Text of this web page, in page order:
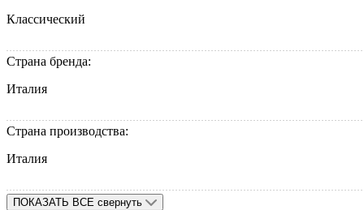
Классический
Страна бренда:
Италия
Страна производства:
Италия
ПОКАЗАТЬ ВСЕ свернуть